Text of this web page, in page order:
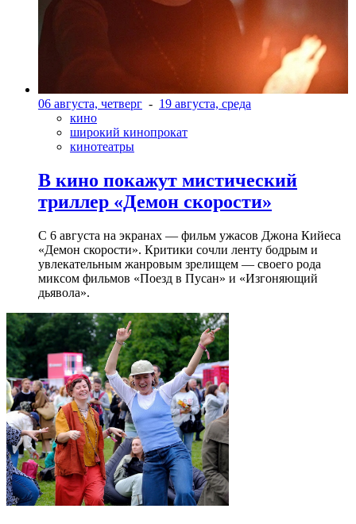
06 августа, четверг - 19 августа, среда
кино
широкий кинопрокат
кинотеатры
В кино покажут мистический
триллер «Демон скорости»
С 6 августа на экранах — фильм ужасов Джона Кийеса
«Демон скорости». Критики сочли ленту бодрым и
увлекательным жанровым зрелищeм — своего рода
миксом фильмов «Поезд в Пусан» и «Изгоняющий
дьявола».